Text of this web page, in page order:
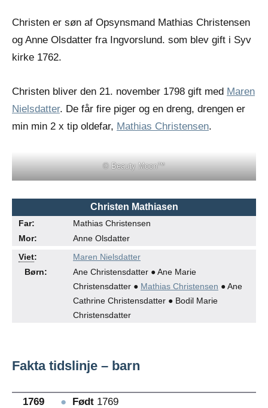
Christen er søn af Opsynsmand Mathias Christensen
og Anne Olsdatter fra Ingvorslund. som blev gift i Syv
kirke 1762.
Christen bliver den 21. november 1798 gift med Maren
Nielsdatter. De får fire piger og en dreng, drengen er
min min 2 x tip oldefar, Mathias Christensen.
© Beauty Moon™
Christen Mathiasen
Far:
Mathias Christensen
Mor:
Anne Olsdatter
Viet:
Maren Nielsdatter
Børn:
Ane Christensdatter ● Ane Marie
Christensdatter ● Mathias Christensen ● Ane
Cathrine Christensdatter ● Bodil Marie
Christensdatter
Fakta tidslinje – barn
1769 ● Født 1769